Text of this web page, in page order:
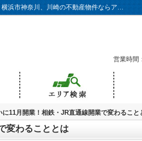
ついに11月開業！相鉄・JR直通線開業で変わることとは｜横浜市神奈川、川崎の不動産物件ならアリアにおまかせください！
営業時間
に11月開業！相鉄・JR直通線開業で変わること
変わることとは